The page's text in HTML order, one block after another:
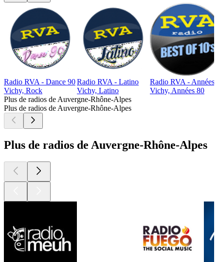
Radio RVA - Dance 90
Vichy, Rock
Radio RVA - Latino
Vichy, Latino
Radio RVA - Années
Vichy, Années 80
Plus de radios de Auvergne-Rhône-Alpes
Plus de radios de Auvergne-Rhône-Alpes
Plus de radios de Auvergne-Rhône-Alpes